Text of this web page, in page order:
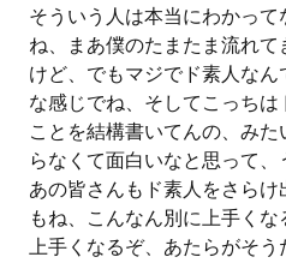
そういう人は本当にわかっ
ね、まあ僕のたまたま流れ
けど、でもマジでド素人な
な感じでね、そしてこっちは
ことを結構書いてんの、み
らなくて面白いなと思って、
あの皆さんもド素人をさら
もね、こんなん別に上手く
上手くなるぞ、あたらがそ